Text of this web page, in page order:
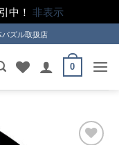
中！ 非表示
ズル取扱店
0